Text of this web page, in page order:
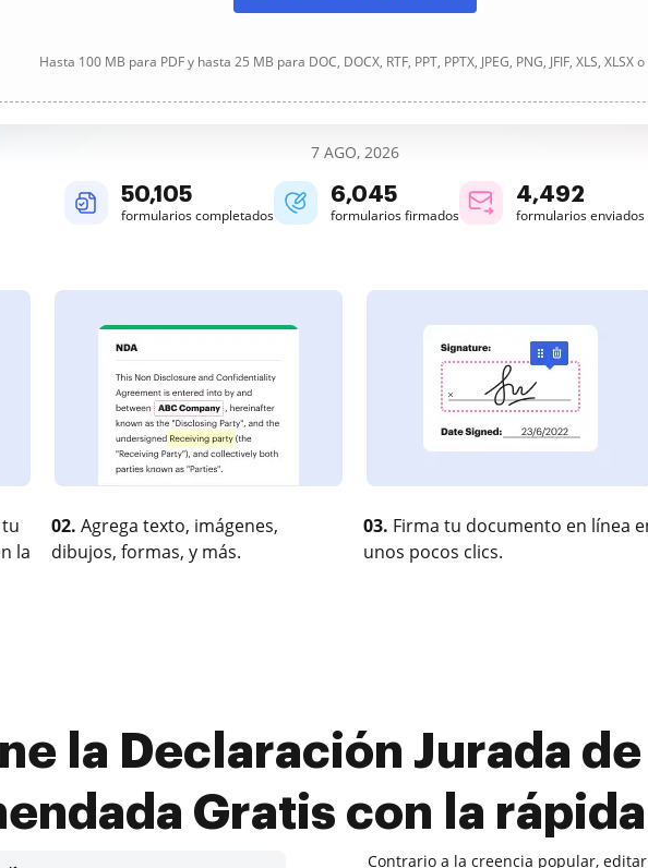
Hasta 100 MB para PDF y hasta 25 MB para DOC, DOCX, RTF, PPT, PPTX, JPEG, PNG, JFIF, XLS, XLSX o
7 AGO, 2026
50,106
formularios completados
6,045
formularios firmados
4,492
formularios enviados
la
02. Agrega texto, imágenes,
dibujos, formas, y más.
03. Firma tu documento en línea
unos pocos clics.
la Declaración Jurada
Gratis con la
Contrario a la creencia popular,